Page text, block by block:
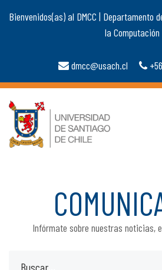
Bienvenidos(as) al DMCC | Departamento
la Computación
dmcc@usach.cl
Infórmate sobre nuestras noticias,